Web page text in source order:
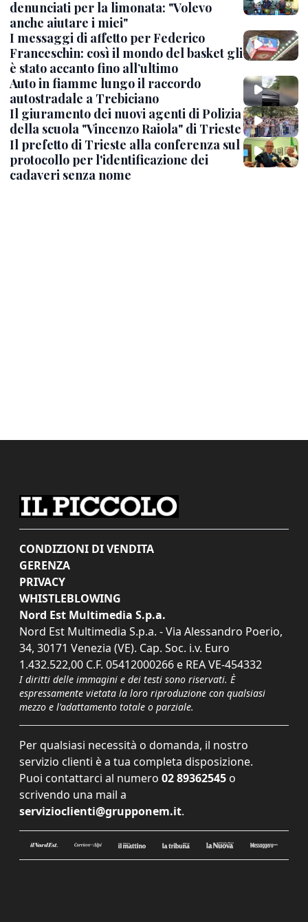
denunciati per la limonata: "Volevo
anche aiutare i miei"
I messaggi di affetto per Federico
Franceschin: così il mondo del basket gli
è stato accanto fino all’ultimo
Auto in fiamme lungo il raccordo
autostradale a Trebiciano
Il giuramento dei nuovi agenti di Polizia
della scuola "Vincenzo Raiola" di Trieste
Il prefetto di Trieste alla conferenza sul
protocollo per l'identificazione dei
cadaveri senza nome
CONDIZIONI DI VENDITA
GERENZA
PRIVACY
WHISTLEBLOWING
Nord Est Multimedia S.p.a.
Nord Est Multimedia S.p.a. - Via Alessandro Poerio,
34, 30171 Venezia (VE). Cap. Soc. i.v. Euro
1.432.522,00 C.F. 05412000266 e REA VE-454332
I diritti delle immagini e dei testi sono riservati. È
espressamente vietata la loro riproduzione con qualsiasi
mezzo e l'adattamento totale o parziale.
Per qualsiasi necessità o domanda, il nostro
servizio clienti è a tua completa disposizione.
Puoi contattarci al numero 02 89362545 o
scrivendo una mail a
servizioclienti@grupponem.it.